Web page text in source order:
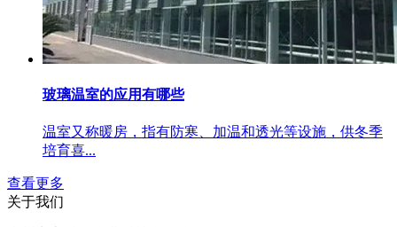
玻璃温室的应用有哪些
温室又称暖房，指有防寒、加温和透光等设施，供冬季
培育喜...
查看更多
关于我们